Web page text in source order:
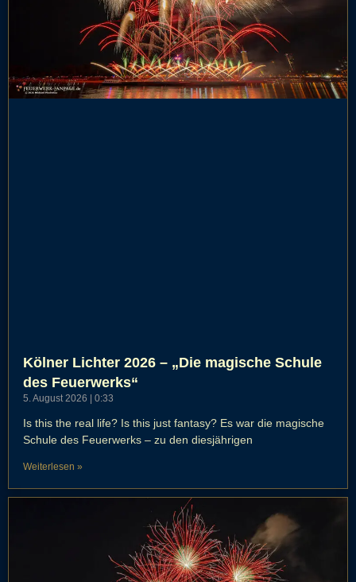
Kölner Lichter 2026 – „Die magische Schule
des Feuerwerks“
5. August 2026 0:33
Is this the real life? Is this just fantasy? Es war die magische
Schule des Feuerwerks – zu den diesjährigen
Weiterlesen »